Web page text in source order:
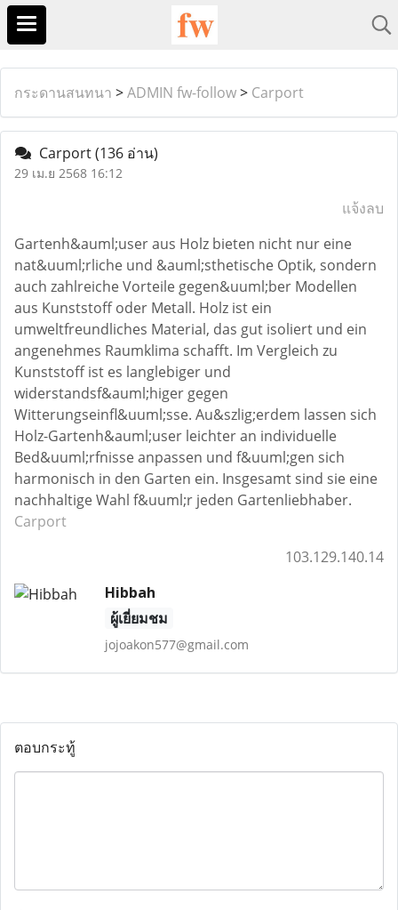
กระดานสนทนา >ADMIN fw-follow> Carport
Carport(136 อ่าน)
29 เม.ย 2568 16:12
แจ้งลบ
Gartenh&auml;user aus Holz bieten nicht nur eine
nat&uuml;rliche und &auml;sthetische Optik, sondern
auch zahlreiche Vorteile gegen&uuml;ber Modellen
aus Kunststoff oder Metall. Holz ist ein
umweltfreundliches Material, das gut isoliert und ein
angenehmes Raumklima schafft. Im Vergleich zu
Kunststoff ist es langlebiger und
widerstandsf&auml;higer gegen
Witterungseinfl&uuml;sse. Au&szlig;erdem lassen sich
Holz-Gartenh&auml;user leichter an individuelle
Bed&uuml;rfnisse anpassen und f&uuml;gen sich
harmonisch in den Garten ein. Insgesamt sind sie eine
nachhaltige Wahl f&uuml;r jeden Gartenliebhaber.
Carport
103.129.140.14
Hibbah
ผู้เยี่ยมชม
jojoakon577@gmail.com
ตอบกระทู้